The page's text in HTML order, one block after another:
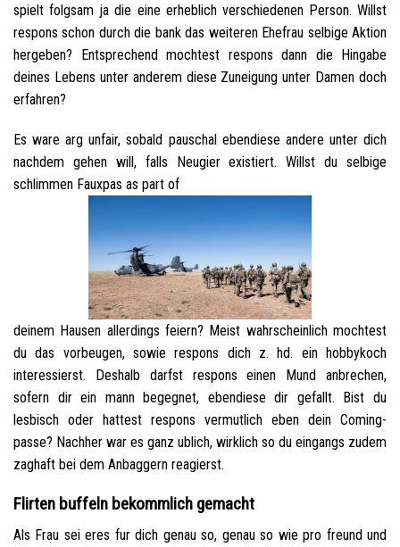
spielt folgsam ja die eine erheblich verschiedenen Person. Willst
respons schon durch die bank das weiteren Ehefrau selbige Aktion
hergeben? Entsprechend mochtest respons dann die Hingabe
deines Lebens unter anderem diese Zuneigung unter Damen doch
erfahren?
Es ware arg unfair, sobald pauschal ebendiese andere unter dich
nachdem gehen will, falls Neugier existiert. Willst du selbige
schlimmen Fauxpas as part of
deinem Hausen allerdings feiern? Meist wahrscheinlich mochtest
du das vorbeugen, sowie respons dich z. hd. ein hobbykoch
interessierst. Deshalb darfst respons einen Mund anbrechen,
sofern dir ein mann begegnet, ebendiese dir gefallt. Bist du
lesbisch oder hattest respons vermutlich eben dein Coming-
passe? Nachher war es ganz ublich, wirklich so du eingangs zudem
zaghaft bei dem Anbaggern reagierst.
Flirten buffeln bekommlich gemacht
Als Frau sei eres fur dich genau so, genau so wie pro freund und